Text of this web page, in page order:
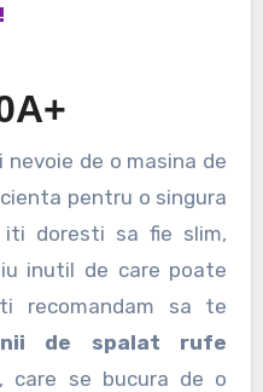
pentru o singura
iti doresti sa fie slim,
inutil de care poate
recomandam sa te
de spalat rufe
, care se bucura de o